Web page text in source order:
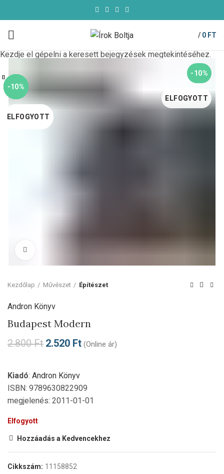
/ 0 FT
-10%
ELFOGYOTT
Kezdőlap Művészet Építészet
Andron Könyv
Budapest Modern
2.800Ft 2.520 Ft (Online ár)
Kiadó: Andron Könyv
ISBN: 9789630822909
megjelenés: 2011-01-01
Elfogyott
Hozzáadás a Kedvencekhez
Cikkszám: 11158852
-10%
ELFOGYOTT
Bezárás
-69%
Bezárás
-10%
ELFOGYOTT
Bezárás
-10%
Bezárás
-10%
Bezárás
-10%
Bezárás
-55%
Bezárás
-10%
Bezárás
Kezdje el gépelni a keresett bejegyzések megtekintéséhez.